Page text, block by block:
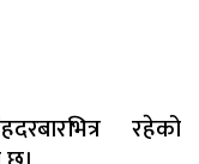
रहेको